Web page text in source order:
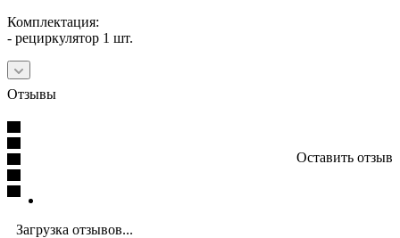
Комплектация:
- рециркулятор 1 шт.
Отзывы
Оставить отзыв
Загрузка отзывов...